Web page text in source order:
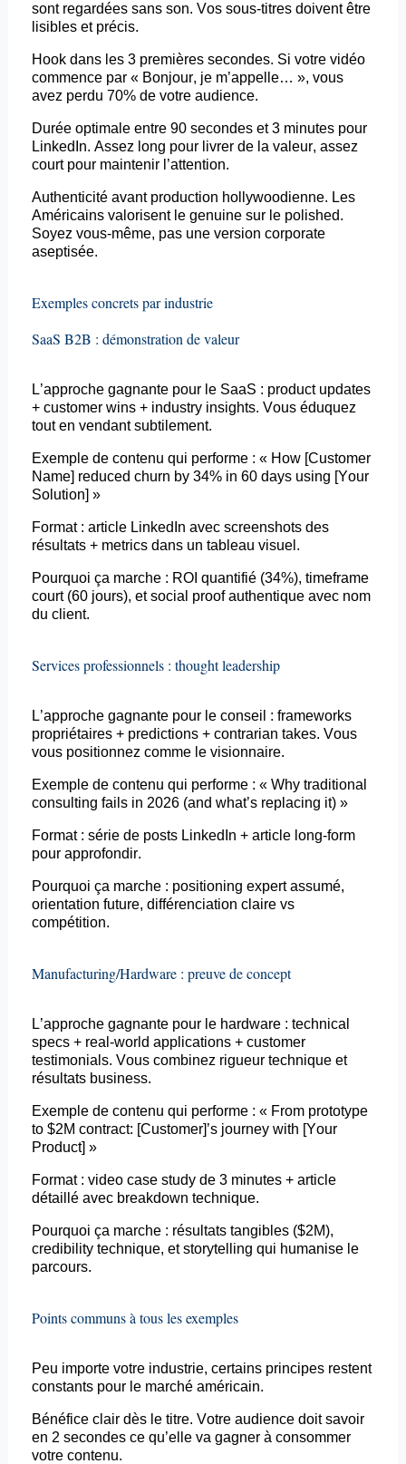
sont regardées sans son. Vos sous-titres doivent être
lisibles et précis.
Hook dans les 3 premières secondes. Si votre vidéo
commence par « Bonjour, je m’appelle… », vous
avez perdu 70% de votre audience.
Durée optimale entre 90 secondes et 3 minutes pour
LinkedIn. Assez long pour livrer de la valeur, assez
court pour maintenir l’attention.
Authenticité avant production hollywoodienne. Les
Américains valorisent le genuinesur le polished.
Soyez vous-même, pas une version corporate
aseptisée.
Exemples concrets par industrie
SaaS B2B : démonstration de valeur
L’approche gagnante pour le SaaS : productupdates
+ customer wins+ industryinsights. Vous éduquez
tout en vendant subtilement.
Exemple de contenu qui performe : « How [Customer
Name] reduced churn by 34% in 60 days using [Your
Solution] »
Format : article LinkedIn avec screenshotsdes
résultats + metricsdans un tableau visuel.
Pourquoi ça marche : ROI quantifié (34%), timeframe
court (60 jours), et social proof authentique avec nom
du client.
Services professionnels : thoughtleadership
L’approche gagnante pour le conseil : frameworks
propriétaires + predictions+ contrarian takes. Vous
vous positionnez comme le visionnaire.
Exemple de contenu qui performe : « Why traditional
consulting fails in 2026 (and what’s replacing it) »
Format : série de postsLinkedIn + article long-form
pour approfondir.
Pourquoi ça marche : positioning expert assumé,
orientation future, différenciation claire vs
compétition.
Manufacturing/Hardware : preuve de concept
L’approche gagnante pour le hardware : technical
specs+ real-world applications + customer
testimonials. Vous combinez rigueur technique et
résultats business.
Exemple de contenu qui performe : « Fromprototype
to $2M contract: [Customer]’s journey with [Your
Product] »
Format : videocase studyde 3 minutes + article
détaillé avec breakdown technique.
Pourquoi ça marche : résultats tangibles ($2M),
credibilitytechnique, et storytelling qui humanise le
parcours.
Points communs à tous les exemples
Peu importe votre industrie, certains principes restent
constants pour le marché américain.
Bénéfice clair dès le titre. Votre audience doit savoir
en 2 secondes ce qu’elle va gagner à consommer
votre contenu.